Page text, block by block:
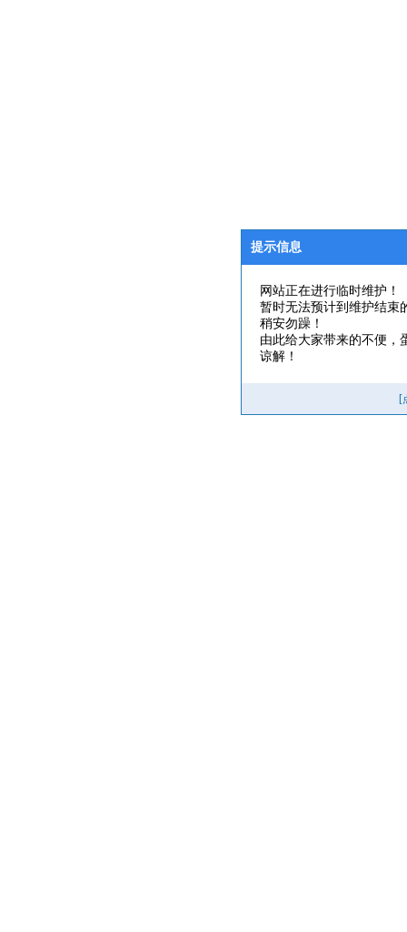
提示信息
网站正在进行临时维护！
暂时无法预计到维护结束
稍安勿躁！
由此给大家带来的不便，
谅解！
[